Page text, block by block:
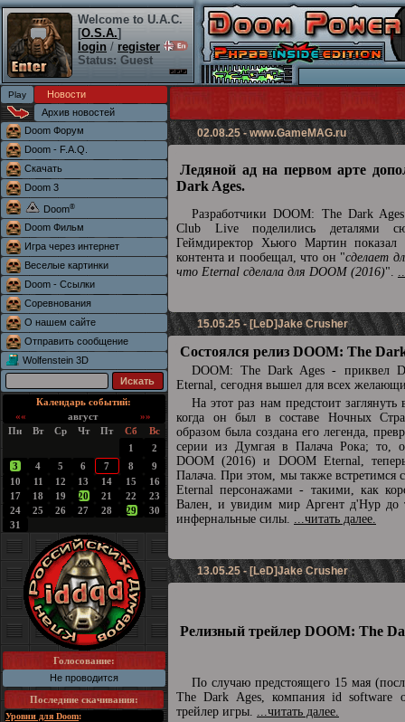
Welcome to U.A.C.
[O.S.A.]
login / register
Status: Guest
Новости
Архив новостей
Doom Форум
Doom - F.A.Q.
Скачать
Doom 3
Doom®
Doom Фильм
Игра через интернет
Веселые картинки
Doom - Ссылки
Соревнования
О нашем сайте
Отправить сообщение
Wolfenstein 3D
Календарь событий:
««
август
»»
Пн
Вт Ср Чт Пт Сб
Вс
1
2
3
4 5 6 7 8
9
10
11 12 13 14 15
16
17
18 19 20 21 22
23
24
25 26 27 28 29
30
31
Голосование:
Не проводится
Последние скачивания:
Уровни для Doom:
02.08.25 -www.GameMAG.ru
Ледяной ад на первом арте
Dark Ages.
Разработчики DOOM: The Dark
Club Live поделились деталями
Геймдиректор Хьюго Мартин показал
контента и пообещал, что он "сделает
что Eternal сделала для DOOM (2016)".
15.05.25 - [LeD]Jake Crusher
Состоялся релиз DOOM: The
DOOM: The Dark Ages - приквел
Eternal, сегодня вышел для всех
На этот раз нам предстоит
когда он был в составе Ночных
образом была создана его легенда,
серии из Думгая в Палача Рока; то, о
DOOM (2016) и DOOM Eternal,
Палача. При этом, мы также встретимся
Eternal персонажами - такими, как
Вален, и увидим мир Аргент д'Нур до
инфернальные силы. ...читать далее.
13.05.25 - [LeD]Jake Crusher
Релизный трейлер DOOM: The
По случаю предстоящего 15 мая
The Dark Ages, компания id software
трейлер игры. ...читать далее.